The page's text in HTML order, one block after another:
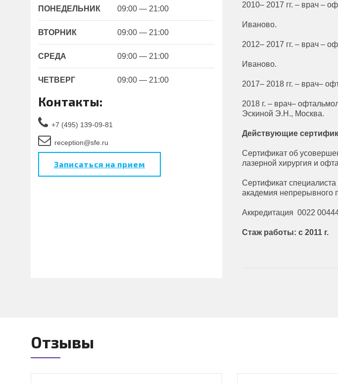
ПОНЕДЕЛЬНИК 09:00 — 21:00
ВТОРНИК 09:00 — 21:00
СРЕДА 09:00 — 21:00
ЧЕТВЕРГ 09:00 — 21:00
Контакты:
+7 (495) 139-09-81
reception@sfe.ru
Записаться на прием
2010– 2017 гг. – врач –
Иваново.
2012– 2017 гг. – врач –
Иваново.
2017– 2018 гг. – врач–
2018 г. – врач–
Эскиной Э.Н., Москва.
Действующие
Сертификат об
лазерной хирургия и
Сертификат
академия непрерывного
Аккредитация 0022
Стаж работы: с 2011 г.
Отзывы